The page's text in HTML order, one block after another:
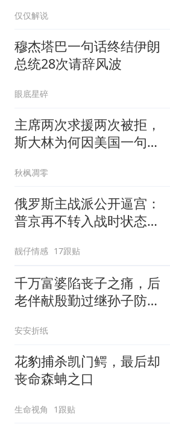
仅仅解说
穆杰塔巴一句话终结伊朗
总统28次请辞风波
眼底星碎
主席两次求援两次被拒，
斯大林为何因美国一句话
秋枫凋零
俄罗斯主战派公开逼宫：
普京再不转入战时状态，
靓仔情感 17跟贴
千万富婆陷丧子之痛，后
老伴献殷勤过继孙子防绝
安安折纸
花豹捕杀凯门鳄，最后却
丧命森蚺之口
生命视角 1跟贴